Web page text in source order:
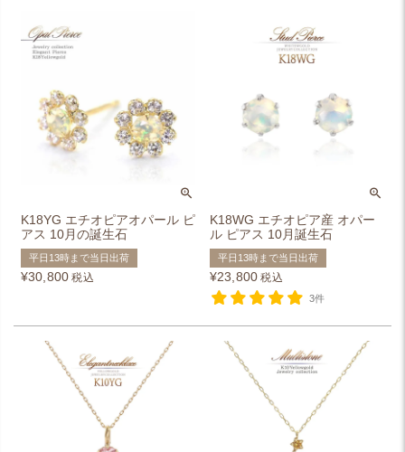
K18YG エチオピアオパール ピ
アス 10月の誕生石
平日13時まで当日出荷
¥30,800 税込
K18WG エチオピア産 オパー
ル ピアス 10月誕生石
平日13時まで当日出荷
¥23,800 税込
3件